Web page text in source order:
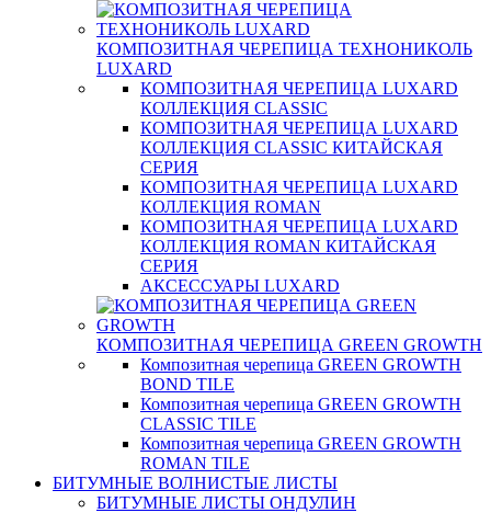
КОМПОЗИТНАЯ ЧЕРЕПИЦА ТЕХНОНИКОЛЬ
LUXARD
КОМПОЗИТНАЯ ЧЕРЕПИЦА LUXARD
КОЛЛЕКЦИЯ CLASSIC
КОМПОЗИТНАЯ ЧЕРЕПИЦА LUXARD
КОЛЛЕКЦИЯ CLASSIC КИТАЙСКАЯ
СЕРИЯ
КОМПОЗИТНАЯ ЧЕРЕПИЦА LUXARD
КОЛЛЕКЦИЯ ROMAN
КОМПОЗИТНАЯ ЧЕРЕПИЦА LUXARD
КОЛЛЕКЦИЯ ROMAN КИТАЙСКАЯ
СЕРИЯ
АКСЕССУАРЫ LUXARD
КОМПОЗИТНАЯ ЧЕРЕПИЦА GREEN GROWTH
Композитная черепица GREEN GROWTH
BOND TILE
Композитная черепица GREEN GROWTH
CLASSIC TILE
Композитная черепица GREEN GROWTH
ROMAN TILE
БИТУМНЫЕ ВОЛНИСТЫЕ ЛИСТЫ
БИТУМНЫЕ ЛИСТЫ ОНДУЛИН